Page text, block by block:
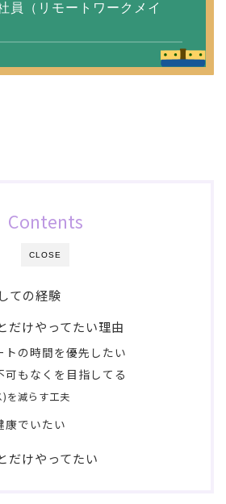
員（リモートワークメイ
CLOSE
Contents
ての経験
だけやってたい理由
トの時間を優先したい
可もなくを目指してる
)を減らす工夫
康でいたい
だけやってたい